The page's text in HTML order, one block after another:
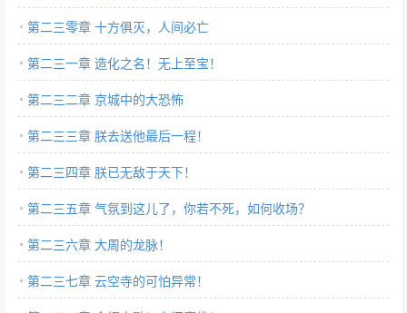
第二三零章 十方俱灭，人间必亡
第二三一章 造化之名！无上至宝！
第二三二章 京城中的大恐怖
第二三三章 朕去送他最后一程！
第二三四章 朕已无敌于天下！
第二三五章 气氛到这儿了，你若不死，如何收场？
第二三六章 大周的龙脉！
第二三七章 云空寺的可怕异常！